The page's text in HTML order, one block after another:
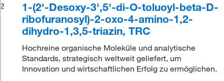
2
1-(2'-Desoxy-3',5'-di-O-toluoyl-beta-D-
ribofuranosyl)-2-oxo-4-amino-1,2-
dihydro-1,3,5-triazin, TRC
Hochreine organische Moleküle und analytische
Standards, strategisch weltweit geliefert, um
Innovation und wirtschaftlichen Erfolg zu ermöglichen.